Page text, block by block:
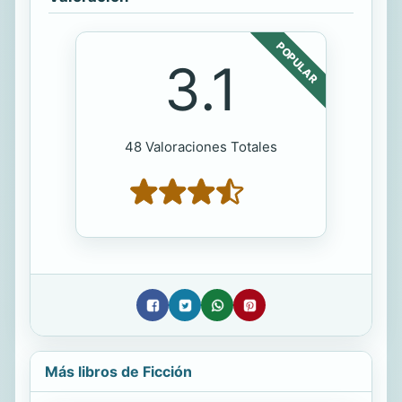
POPULAR
3.1
48 Valoraciones Totales
Más libros de Ficción